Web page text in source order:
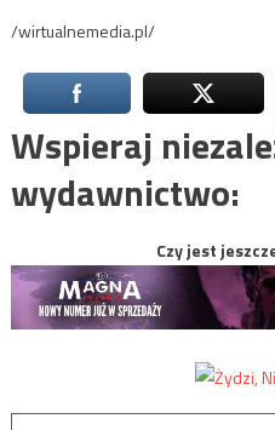
/wirtualnemedia.pl/
Wspieraj
wydawnictwo:
Czy jest